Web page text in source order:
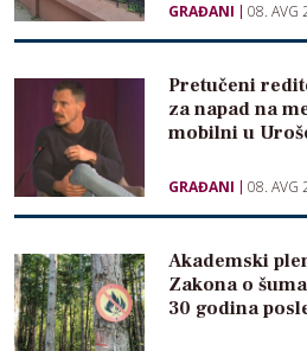
GRAĐANI 08. AVG
Pretučeni
za napad na
mobilni u
GRAĐANI 08. AVG
Akademski
Zakona o
30 godina